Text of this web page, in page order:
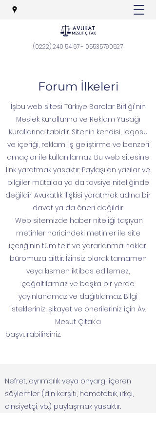
(0222) 240 54 67- 05535790527
Forum İlkeleri
İşbu web sitesi Türkiye Barolar Birliği'nin
Meslek Kurallarına ve Reklam Yasağı
Kurallarına tabidir. Sitenin kendisi, logosu
ve içeriği, reklam, iş geliştirme ve benzeri
amaçlar ile kullanılamaz. Bu web sitesine
link yaratmak yasaktır. Paylaşılan yazılar ve
bilgiler mütalaa ya da tavsiye niteliğinde
değildir. Avukatlık ilişkisi yaratmak adına bir
davet ya da öneri değildir.
Web sitemizde haber niteliği taşıyan
metinler haricindeki metinler ile site
içeriğinin tüm telif ve yararlanma hakları
büromuza aittir. İzinsiz olarak tamamen
veya kısmen iktibas edilemez,
çoğaltılamaz ve başka bir yerde
yayınlanamaz ve dağıtılamaz. Bilgi
istekleriniz, şikayet ve önerileriniz için Av.
Mesut Çitak’a
başvurabilirsiniz.
Nefret, ayrımcılık veya önyargı içeren
söylemler (din karşıtı, homofobik, ırkçı,
cinsiyetçi, vb.) paylaşmak yasaktır.